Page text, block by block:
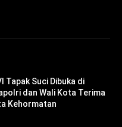
Tapak Suci Dibuka di
dan Wali Kota Terima
Kehormatan